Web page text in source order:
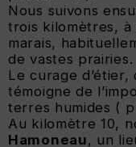
Nous suivons
trois kilomètres, à
marais,
de vastes prairies.
Le curage d’étier,
témoigne de
terres humides (
Au kilomètre 10,
Hamoneau, un